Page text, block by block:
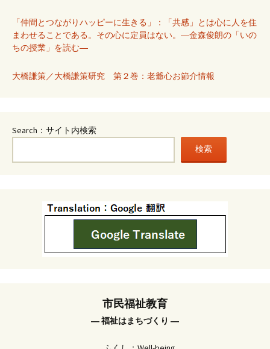
「仲間とつながりハッピーに生きる」：「共感」とは心に人を住
まわせることである。その心に定員はない。―金森俊朗の「いの
ちの授業」を読む―
大橋謙策／大橋謙策研究 第２巻：老爺心お節介情報
Search：サイト内検索
検索
市民福祉教育
― 福祉はまちづくり ―